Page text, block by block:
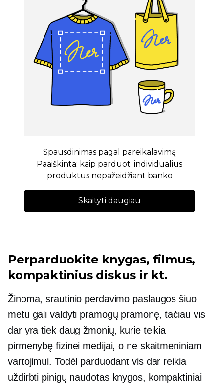
Spausdinimas pagal pareikalavimą
Paaiškinta: kaip parduoti individualius
produktus nepažeidžiant banko
Skaityti daugiau
Perparduokite knygas, filmus,
kompaktinius diskus ir kt.
Žinoma, srautinio perdavimo paslaugos šiuo
metu gali valdyti pramogų pramonę, tačiau vis
dar yra tiek daug žmonių, kurie teikia
pirmenybę fizinei medijai, o ne skaitmeniniam
vartojimui. Todėl parduodant vis dar reikia
uždirbti pinigų naudotasknygos, kompaktiniai